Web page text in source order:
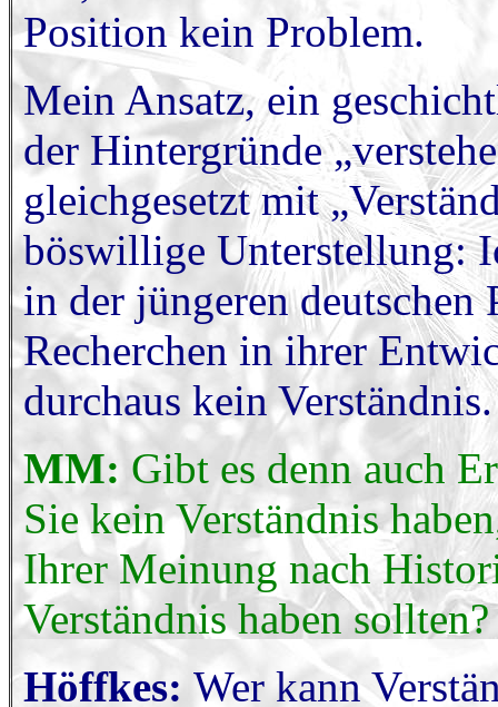
Position kein Problem.
Mein Ansatz, ein
der Hintergründe
gleichgesetzt mit
böswillige Unterstellung:
in der jüngeren
Recherchen in ihrer
durchaus kein Verständnis.
MM: Gibt es denn auch
Sie kein Verständnis
Ihrer Meinung nach
Verständnis haben sollten?
Höffkes: Wer kann